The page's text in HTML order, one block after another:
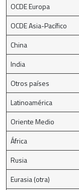
OCDE Europa
OCDE Asia-Pacífico
China
India
Otros países
Latinoamérica
Oriente Medio
África
Rusia
Eurasia (otra)